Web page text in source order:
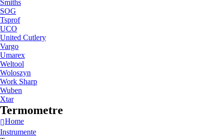
Smiths
SOG
Tsprof
UCO
United Cutlery
Vargo
Umarex
Weltool
Woloszyn
Work Sharp
Wuben
Xtar
Termometre
Home
Instrumente